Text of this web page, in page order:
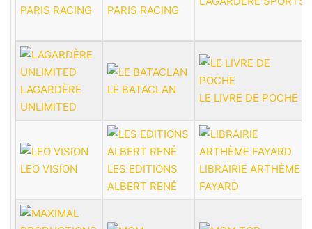
PARIS RACING
PARIS RACING
LAGARDÈRE
UNLIMITED
LE BATACLAN
LE LIVRE DE POCHE
LEO VISION
LES EDITIONS
ALBERT RENÉ
LIBRAIRIE ARTHÈME
FAYARD